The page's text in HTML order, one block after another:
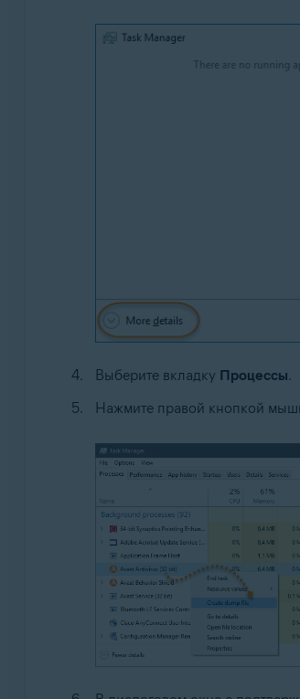
Выберите вкладку Процессы.
Нажмите правой кнопкой